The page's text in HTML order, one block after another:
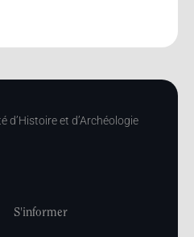
d’Histoire et d’Archéologie
S'informer